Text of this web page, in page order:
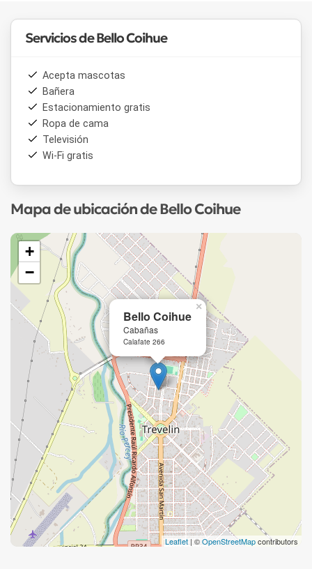
Servicios de Bello Coihue
Acepta mascotas
Bañera
Estacionamiento gratis
Ropa de cama
Televisión
Wi-Fi gratis
Mapa de ubicación de Bello Coihue
Bello Coihue
Cabañas
Calafate 266
×
+
−
Leaflet | ©OpenStreetMapcontributors